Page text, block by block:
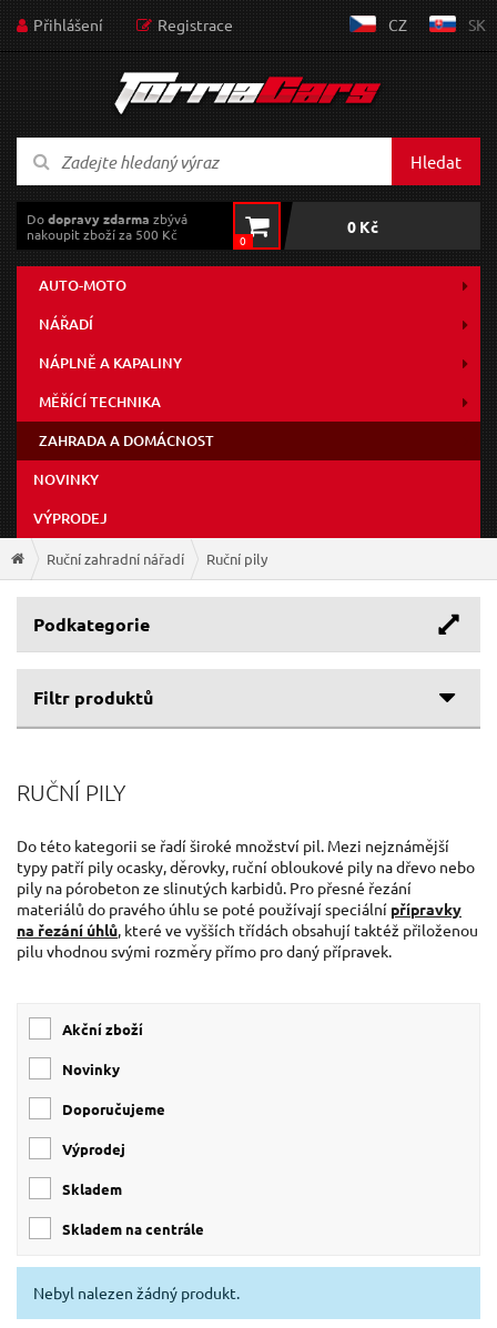
Přihlášení Registrace CZ SK
Hledat
Dodopravy zdarma zbývá
nakoupit zboží za 500 Kč
0
0 Kč
AUTO-MOTO
NÁŘADÍ
NÁPLNĚ A KAPALINY
MĚŘÍCÍ TECHNIKA
ZAHRADA A DOMÁCNOST
NOVINKY
VÝPRODEJ
Ruční zahradní nářadí Ruční pily
Podkategorie
Filtr produktů
Výrobce
EXTOL-PREMIUM(26)
EXTOL-CRAFT(10)
GEKO(7)
EXTOL PREMIUM (2)
RUČNÍ PILY
Do této kategorii se řadí široké množství pil. Mezi nejznámější
typy patří pily ocasky, děrovky, ruční obloukové pily na dřevo nebo
pily na pórobeton ze slinutých karbidů. Pro přesné řezání
materiálů do pravého úhlu se poté používají speciální přípravky
na řezání úhlů, které ve vyšších třídách obsahují taktéž přiloženou
pilu vhodnou svými rozměry přímo pro daný přípravek.
Akční zboží
Novinky
Doporučujeme
Výprodej
skladem
skladem na centrále
Nebyl nalezen žádný produkt.